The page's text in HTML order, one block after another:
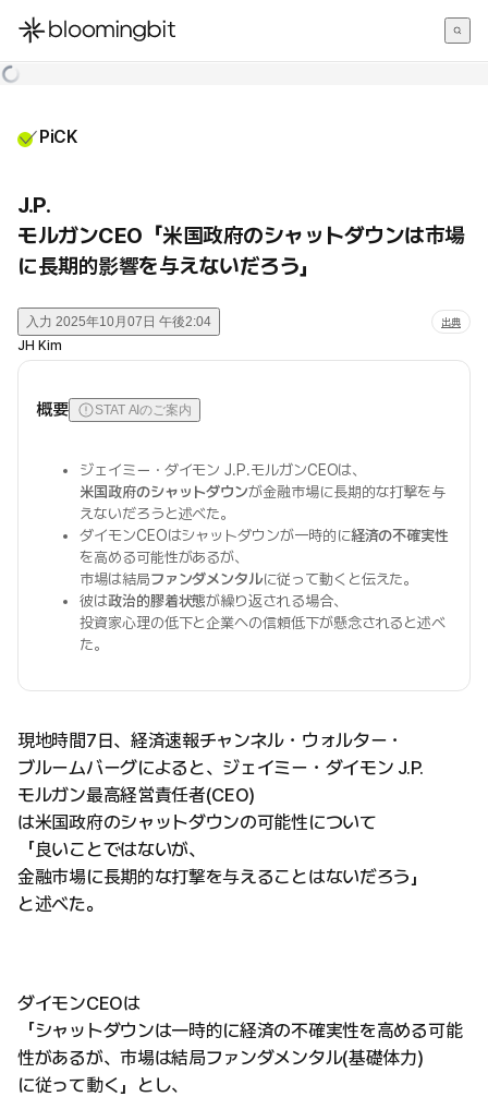
한국어
PiCK
J.P.
モルガンCEO「米国政府のシャットダウンは市場
に長期的影響を与えないだろう」
入力 2025年10月07日 午後2:04 出典
JH Kim
概要 STAT AIのご案内
ジェイミー・ダイモン J.P.モルガンCEOは、
米国政府のシャットダウンが金融市場に長期的な打撃を与
えないだろうと述べた。
ダイモンCEOはシャットダウンが一時的に経済の不確実性
を高める可能性があるが、
市場は結局ファンダメンタルに従って動くと伝えた。
彼は政治的膠着状態が繰り返される場合、
投資家心理の低下と企業への信頼低下が懸念されると述べ
た。
現地時間7日、経済速報チャンネル・ウォルター・
ブルームバーグによると、ジェイミー・ダイモン J.P.
モルガン最高経営責任者(CEO)
は米国政府のシャットダウンの可能性について
「良いことではないが、
金融市場に長期的な打撃を与えることはないだろう」
と述べた。
ダイモンCEOは
「シャットダウンは一時的に経済の不確実性を高める可能
性があるが、市場は結局ファンダメンタル(基礎体力)
に従って動く」とし、